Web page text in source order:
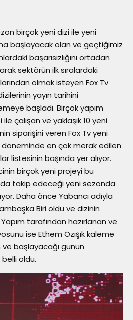
birçok yeni dizi ile yeni
başlayacak olan ve geçtiğimiz
başarısızlığını ortadan
sektörün ilk sıralardaki
olmak isteyen Fox Tv
yayın tarihini
başladı. Birçok yapım
ile çalışan ve yaklaşık 10 yeni
siparişini veren Fox Tv yeni
döneminde en çok merak edilen
listesinin başında yer alıyor.
birçok yeni projeyi bu
takip edeceği yeni sezonda
Daha önce Yabancı adıyla
Biri oldu ve dizinin
tarafından hazırlanan ve
ise Ethem Özışık kaleme
ve başlayacağı günün
belli oldu.